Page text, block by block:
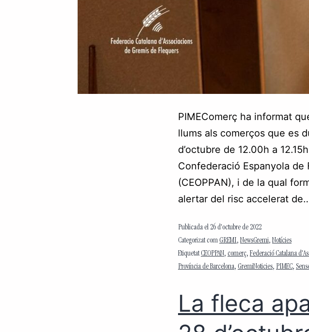
PIMEComerç ha informat
llums als comerços que es
d’octubre de 12.00h a
Confederació Espanyola
(CEOPPAN), i de la qual
alertar del risc accelerat
Publicada el 26 d'octubre de 2022
Categorizat com GREMI, NewsGremi, Notícies
EtiquetatCEOPPAN, comerç, Federació Catalana
Província de Barcelona, GremiNoticies, PIMEC,
La fleca